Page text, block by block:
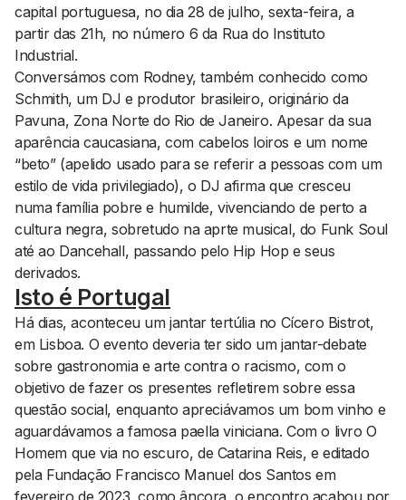
capital portuguesa, no dia 28 de julho, sexta-feira, a
partir das 21h, no número 6 da Rua do Instituto
Industrial.
Conversámos com Rodney, também conhecido como
Schmith, um DJ e produtor brasileiro, originário da
Pavuna, Zona Norte do Rio de Janeiro. Apesar da sua
aparência caucasiana, com cabelos loiros e um nome
“beto” (apelido usado para se referir a pessoas com um
estilo de vida privilegiado), o DJ afirma que cresceu
numa família pobre e humilde, vivenciando de perto a
cultura negra, sobretudo na aprte musical, do Funk Soul
até ao Dancehall, passando pelo Hip Hop e seus
derivados.
Isto é Portugal
Há dias, aconteceu um jantar tertúlia no Cícero Bistrot,
em Lisboa. O evento deveria ter sido um jantar-debate
sobre gastronomia e arte contra o racismo, com o
objetivo de fazer os presentes refletirem sobre essa
questão social, enquanto apreciávamos um bom vinho e
aguardávamos a famosa paella viniciana. Com o livro O
Homem que via no escuro, de Catarina Reis, e editado
pela Fundação Francisco Manuel dos Santos em
fevereiro de 2023, como âncora, o encontro acabou por